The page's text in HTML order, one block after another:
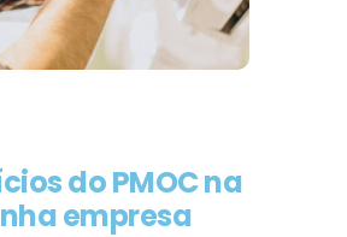
do PMOC na
empresa